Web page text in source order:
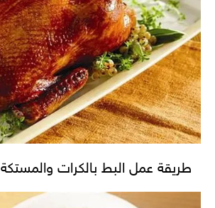
طريقة عمل البط بالكرات والمستكة